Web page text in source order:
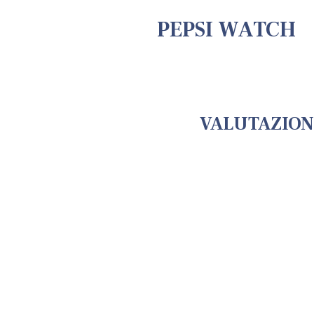
PEPSI WATCH